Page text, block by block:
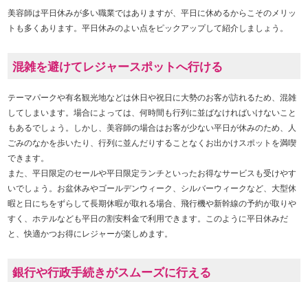
美容師は平日休みが多い職業ではありますが、平日に休めるからこそのメリッ
トも多くあります。平日休みのよい点をピックアップして紹介しましょう。
混雑を避けてレジャースポットへ行ける
テーマパークや有名観光地などは休日や祝日に大勢のお客が訪れるため、混雑
してしまいます。場合によっては、何時間も行列に並ばなければいけないこと
もあるでしょう。しかし、美容師の場合はお客が少ない平日が休みのため、人
ごみのなかを歩いたり、行列に並んだりすることなくお出かけスポットを満喫
できます。
また、平日限定のセールや平日限定ランチといったお得なサービスも受けやす
いでしょう。お盆休みやゴールデンウィーク、シルバーウィークなど、大型休
暇と日にちをずらして長期休暇が取れる場合、飛行機や新幹線の予約が取りや
すく、ホテルなども平日の割安料金で利用できます。このように平日休みだ
と、快適かつお得にレジャーが楽しめます。
銀行や行政手続きがスムーズに行える